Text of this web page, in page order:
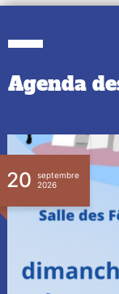
Agenda
24
septembre
2026